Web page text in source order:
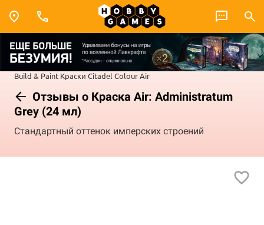
Build & Paint Краски Citadel ColourAir
Отзывы о Краска Air: Administratum
Grey (24 мл)
Стандартный оттенок имперских строений